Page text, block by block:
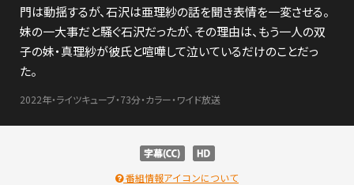
門は動揺するが、石沢は亜理紗の話を聞き表情を一変させる。
妹の一大事だと騒ぐ石沢だったが、その理由は、もう一人の双
子の妹・真理紗が彼氏と喧嘩して泣いているだけのことだっ
た。
2022年・ライツキューブ・73分・カラー・ワイド放送
番組情報アイコンについて